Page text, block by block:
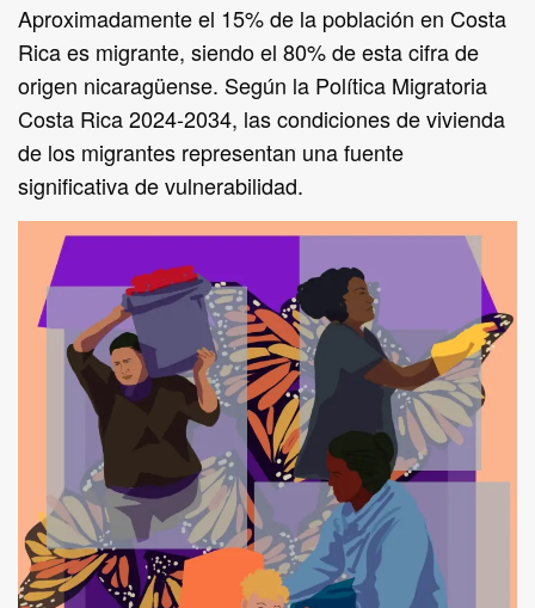
Aproximadamente el 15% de la población en Costa
Rica es migrante, siendo el 80% de esta cifra de
origen nicaragüense. Según la Política Migratoria
Costa Rica 2024-2034, las condiciones de vivienda
de los migrantes representan una fuente
significativa de vulnerabilidad.